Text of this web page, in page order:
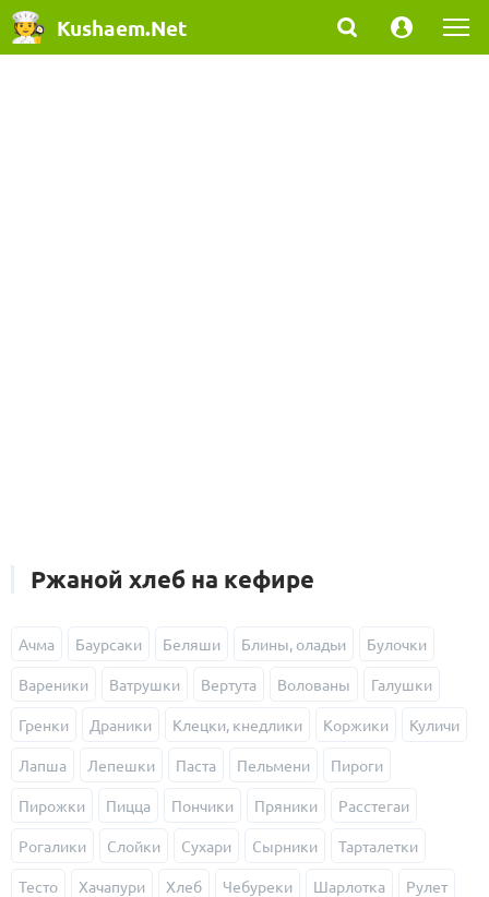
Kushaem.Net
Ржаной хлеб на кефире
Ачма Баурсаки Беляши Блины, оладьи Булочки
Вареники Ватрушки Вертута Волованы Галушки
Гренки Драники Клецки, кнедлики Коржики Куличи
Лапша Лепешки Паста Пельмени Пироги
Пирожки Пицца Пончики Пряники Расстегаи
Рогалики Слойки Сухари Сырники Тарталетки
Тесто Хачапури Хлеб Чебуреки Шарлотка Рулет